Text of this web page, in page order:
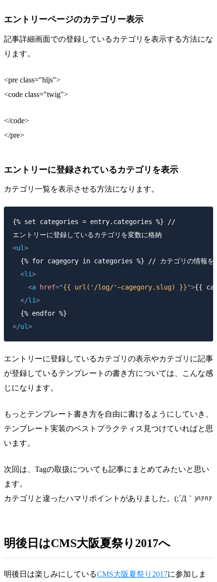
エントリーページのカテゴリー表示
記事詳細画面での登録しているカテゴリを表示する方法にな
ります。
<pre class="hljs">
<code class="twig">
</code>
</pre>
エントリーに登録されているカテゴリを表示
カテゴリ一覧を表示させる方法になります。
{% set categories = entry.categories %} //
<ul>
{% for cagegory in categories %} // カテゴリの情報を
<li>
<a href="{{ url('/log/'~cagegory.slug) }}">{{
</li>
</ul>
エントリーに登録しているカテゴリの表示やカテゴリに記事
が登録しているテンプレートの書き方については、こんな感
じになります。
もっとテンプレート書き方を自由に書けるようにしていき、
テンプレート実装のベストプラクティス見つけていればと思
います。
次回は、Tagの取扱についても記事にまとめてみたいと思い
ます。
カテゴリと違ったハマリポイントがありました。(;´Д｀)ﾊｧﾊｧ
明後日はCMS大阪夏祭り2017へ
明後日は楽しみにしているCMS大阪夏祭り2017に参加しま